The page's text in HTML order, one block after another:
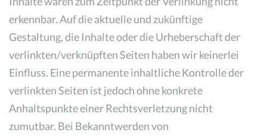
erkennbar. Auf die aktuelle und zukünftige
Gestaltung, die Inhalte oder die Urheberschaft der
verlinkten/verknüpften Seiten haben wir keinerlei
Einfluss. Eine permanente inhaltliche Kontrolle der
verlinkten Seiten ist jedoch ohne konkrete
Anhaltspunkte einer Rechtsverletzung nicht
zumutbar. Bei Bekanntwerden von